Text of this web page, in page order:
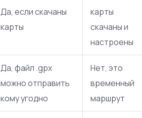
Да, если скачаны
карты
карты
скачаны и
настроены
Да, файл .gpx
можно отправить
кому угодно
Нет, это
временный
маршрут